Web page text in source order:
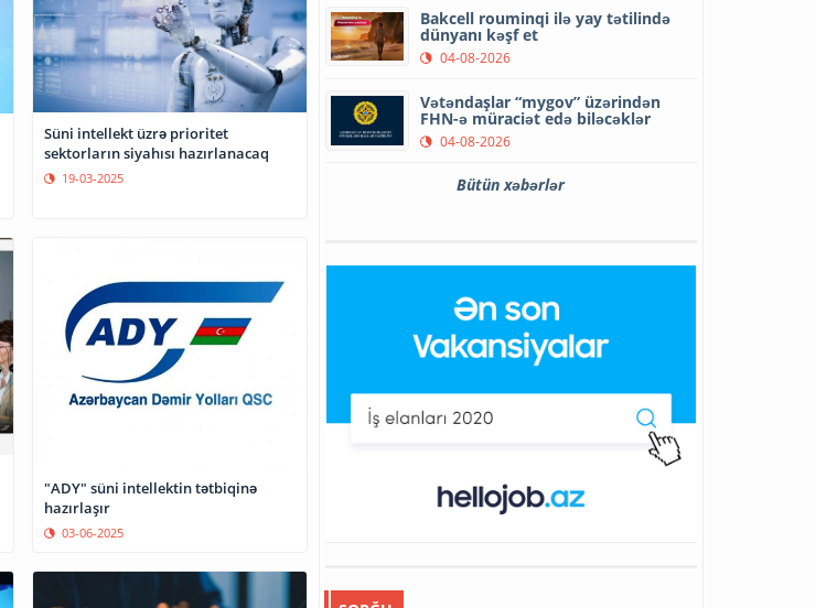
Süni intellekt üzrə prioritet
sektorların siyahısı hazırlanacaq
19-03-2025
"ADY" süni intellektin tətbiqinə
hazırlaşır
03-06-2025
Bakcell rouminqi ilə yay tətilində
dünyanı kəşf et
04-08-2026
Vətəndaşlar “mygov” üzərindən
FHN-ə müraciət edə biləcəklər
04-08-2026
Bütün xəbərlər